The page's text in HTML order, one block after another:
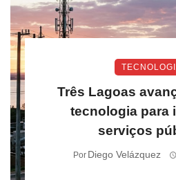
Três Lagoas
tecnologia para
serviços
Por Diego Velázquez